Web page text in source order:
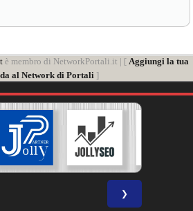
è membro di NetworkPortali.it | [ Aggiungi la tua
al Network di Portali ]
❯